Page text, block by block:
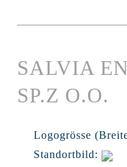
SALVIA
SP.Z O.O.
Logogrösse
Standortbild: